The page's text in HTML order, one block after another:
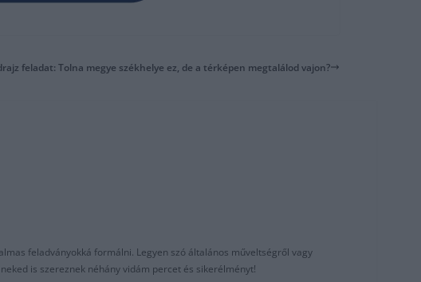
feladat: Tolna megye székhelye ez, de a térképen megtalálod vajon?
feladványokká formálni. Legyen szó általános műveltségről vagy
is szereznek néhány vidám percet és sikerélményt!